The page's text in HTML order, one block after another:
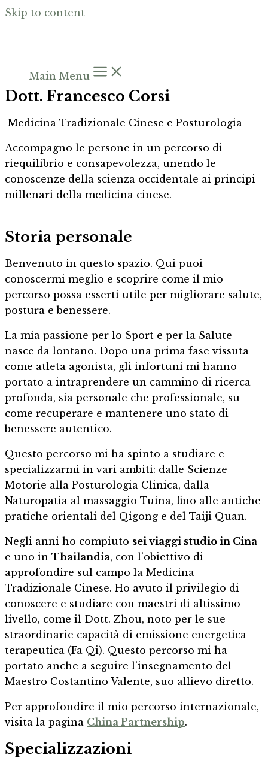
Skip to content
Main Menu
Dott. Francesco Corsi
Medicina Tradizionale Cinese e Posturologia
Accompagno le persone in un percorso di
riequilibrio e consapevolezza, unendo le
conoscenze della scienza occidentale ai principi
millenari della medicina cinese.
Storia personale
Benvenuto in questo spazio. Qui puoi
conoscermi meglio e scoprire come il mio
percorso possa esserti utile per migliorare salute,
postura e benessere.
La mia passione per lo Sport e per la Salute
nasce da lontano. Dopo una prima fase vissuta
come atleta agonista, gli infortuni mi hanno
portato a intraprendere un cammino di ricerca
profonda, sia personale che professionale, su
come recuperare e mantenere uno stato di
benessere autentico.
Questo percorso mi ha spinto a studiare e
specializzarmi in vari ambiti: dalle Scienze
Motorie alla Posturologia Clinica, dalla
Naturopatia al massaggio Tuina, fino alle antiche
pratiche orientali del Qigong e del Taiji Quan.
Negli anni ho compiuto sei viaggi studio in Cina
e uno in Thailandia, con l’obiettivo di
approfondire sul campo la Medicina
Tradizionale Cinese. Ho avuto il privilegio di
conoscere e studiare con maestri di altissimo
livello, come il Dott. Zhou, noto per le sue
straordinarie capacità di emissione energetica
terapeutica (Fa Qi). Questo percorso mi ha
portato anche a seguire l’insegnamento del
Maestro Costantino Valente, suo allievo diretto.
Per approfondire il mio percorso internazionale,
visita la pagina China Partnership.
Specializzazioni